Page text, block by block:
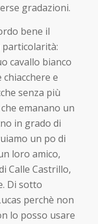
gradazioni.
bene il
cavallo bianco
e
senza più
emanano un
in grado di
un po di
loro amico,
Calle Castrillo,
Di sotto
perchè non
lo posso usare